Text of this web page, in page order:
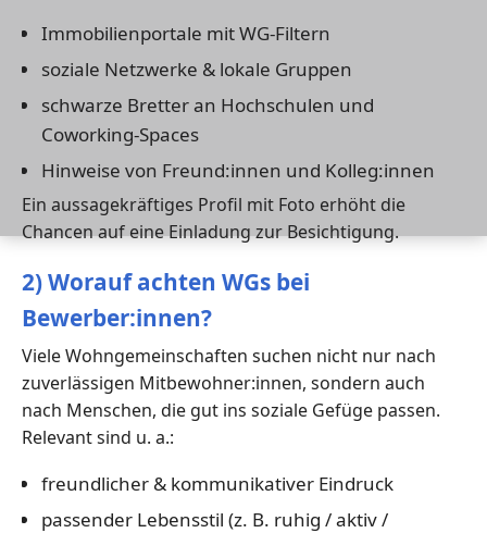
Immobilienportale mit WG-Filtern
soziale Netzwerke & lokale Gruppen
schwarze Bretter an Hochschulen und
Coworking-Spaces
Hinweise von Freund:innen und Kolleg:innen
Ein aussagekräftiges Profil mit Foto erhöht die
Chancen auf eine Einladung zur Besichtigung.
2) Worauf achten WGs bei
Bewerber:innen?
Viele Wohngemeinschaften suchen nicht nur nach
zuverlässigen Mitbewohner:innen, sondern auch
nach Menschen, die gut ins soziale Gefüge passen.
Relevant sind u. a.:
freundlicher & kommunikativer Eindruck
passender Lebensstil (z. B. ruhig / aktiv /